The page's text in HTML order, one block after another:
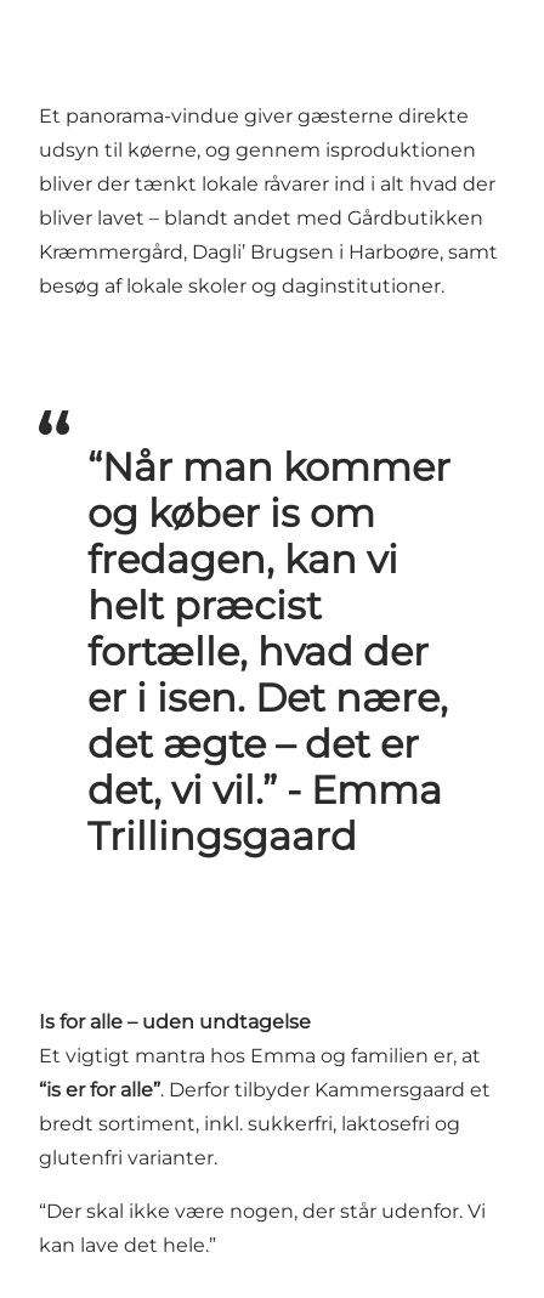
Et panorama-vindue giver gæsterne direkte
udsyn til køerne, og gennem isproduktionen
bliver der tænkt lokale råvarer ind i alt hvad der
bliver lavet – blandt andet med Gårdbutikken
Kræmmergård, Dagli’ Brugsen i Harboøre, samt
besøg af lokale skoler og daginstitutioner.
“Når man kommer
og køber is om
fredagen, kan vi
helt præcist
fortælle, hvad der
er i isen. Det nære,
det ægte – det er
det, vi vil.” - Emma
Trillingsgaard
Is for alle – uden undtagelse
Et vigtigt mantra hos Emma og familien er, at
“is er for alle”. Derfor tilbyder Kammersgaard et
bredt sortiment, inkl. sukkerfri, laktosefri og
glutenfri varianter.
“Der skal ikke være nogen, der står udenfor. Vi
kan lave det hele.”